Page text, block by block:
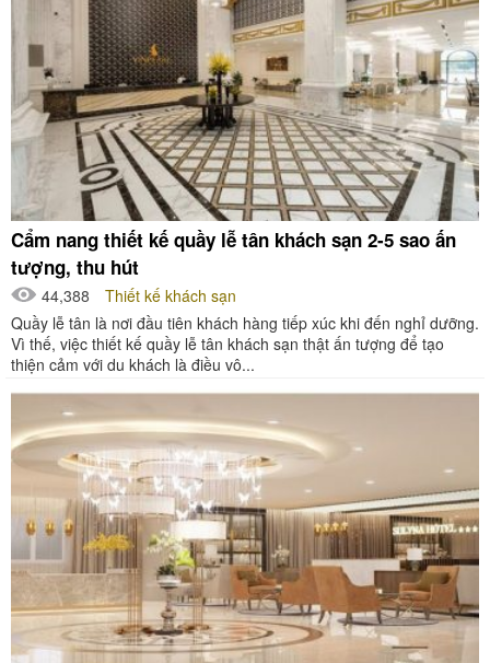
Cẩm nang thiết kế quầy lễ tân khách sạn 2-5 sao ấn
tượng, thu hút
44,388
Thiết kế khách sạn
Quầy lễ tân là nơi đầu tiên khách hàng tiếp xúc khi đến nghỉ dưỡng.
Vì thế, việc thiết kế quầy lễ tân khách sạn thật ấn tượng để tạo
thiện cảm với du khách là điều vô...